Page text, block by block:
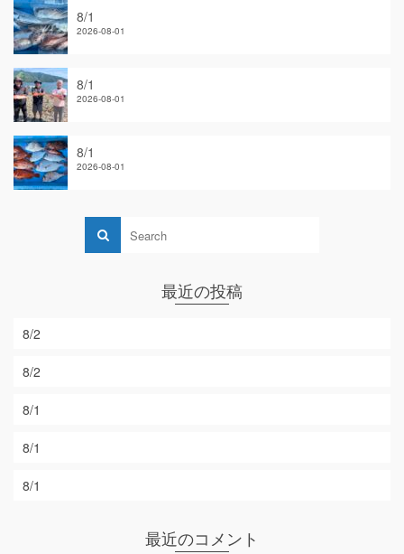
8/1
2026-08-01
8/1
2026-08-01
8/1
2026-08-01
最近の投稿
8/2
8/2
8/1
8/1
8/1
最近のコメント